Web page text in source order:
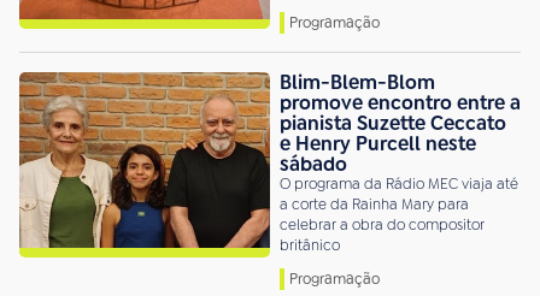
Programação
Blim-Blem-Blom
promove encontro entre a
pianista Suzette Ceccato
e Henry Purcell neste
sábado
O programa da Rádio MEC viaja até
a corte da Rainha Mary para
celebrar a obra do compositor
britânico
Programação